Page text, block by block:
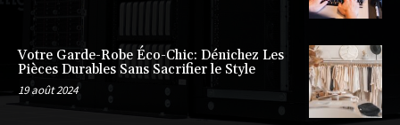
Votre Garde-Robe Éco-Chic: Dénichez Les
Pièces Durables Sans Sacrifier le Style
19 août 2024